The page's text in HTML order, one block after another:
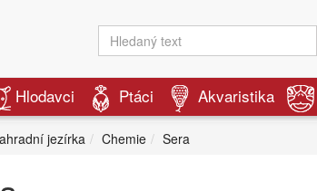
Hlodavci Ptáci Akvaristika
jezírka Chemie Sera